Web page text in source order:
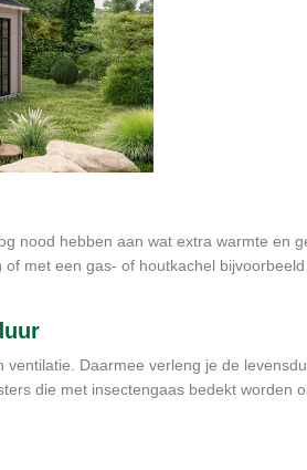
nood hebben aan wat extra warmte en
met een gas- of houtkachel
Daarmee verleng je de
die met insectengaas bedekt worden